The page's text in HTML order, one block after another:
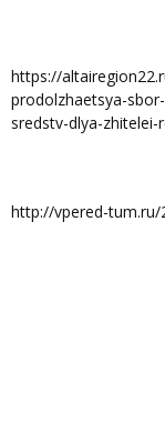
https://
prodolzhaetsya-
sredstv-dlya-zhitelei-
http://vpered-